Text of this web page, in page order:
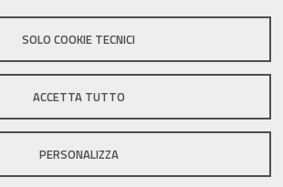
SOLO COOKIE TECNICI
ACCETTA TUTTO
PERSONALIZZA
Comune di Zola Predosa